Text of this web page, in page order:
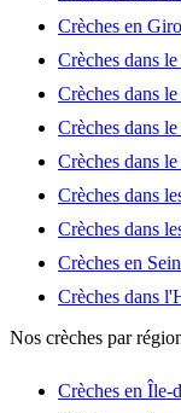
Crèches en
Crèches dans
Crèches dans
Crèches dans
Crèches dans
Crèches dans
Crèches dans
Crèches en
Crèches dans
Nos crèches par
Crèches en Île-